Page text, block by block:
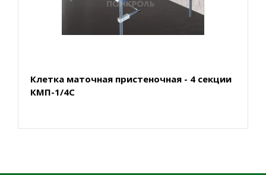
Клетка маточная пристеночная - 4 секции
КМП-1/4С